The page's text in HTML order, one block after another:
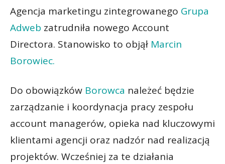
Agencja marketingu zintegrowanego Grupa
Adweb zatrudniła nowego Account
Directora. Stanowisko to objął Marcin
Borowiec.
Do obowiązków Borowca należeć będzie
zarządzanie i koordynacja pracy zespołu
account managerów, opieka nad kluczowymi
klientami agencji oraz nadzór nad realizacją
projektów. Wcześniej za te działania